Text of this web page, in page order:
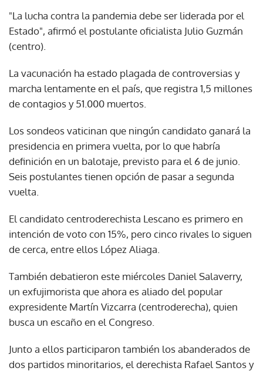
"La lucha contra la pandemia debe ser liderada por el
Estado", afirmó el postulante oficialista Julio Guzmán
(centro).
La vacunación ha estado plagada de controversias y
marcha lentamente en el país, que registra 1,5 millones
de contagios y 51.000 muertos.
Los sondeos vaticinan que ningún candidato ganará la
presidencia en primera vuelta, por lo que habría
definición en un balotaje, previsto para el 6 de junio.
Seis postulantes tienen opción de pasar a segunda
vuelta.
El candidato centroderechista Lescano es primero en
intención de voto con 15%, pero cinco rivales lo siguen
de cerca, entre ellos López Aliaga.
También debatieron este miércoles Daniel Salaverry,
un exfujimorista que ahora es aliado del popular
expresidente Martín Vizcarra (centroderecha), quien
busca un escaño en el Congreso.
Junto a ellos participaron también los abanderados de
dos partidos minoritarios, el derechista Rafael Santos y